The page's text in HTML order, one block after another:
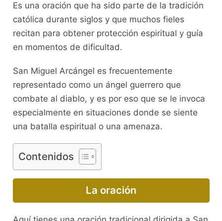
Es una oración que ha sido parte de la tradición
católica durante siglos y que muchos fieles
recitan para obtener protección espiritual y guía
en momentos de dificultad.
San Miguel Arcángel es frecuentemente
representado como un ángel guerrero que
combate al diablo, y es por eso que se le invoca
especialmente en situaciones donde se siente
una batalla espiritual o una amenaza.
Contenidos
La oración